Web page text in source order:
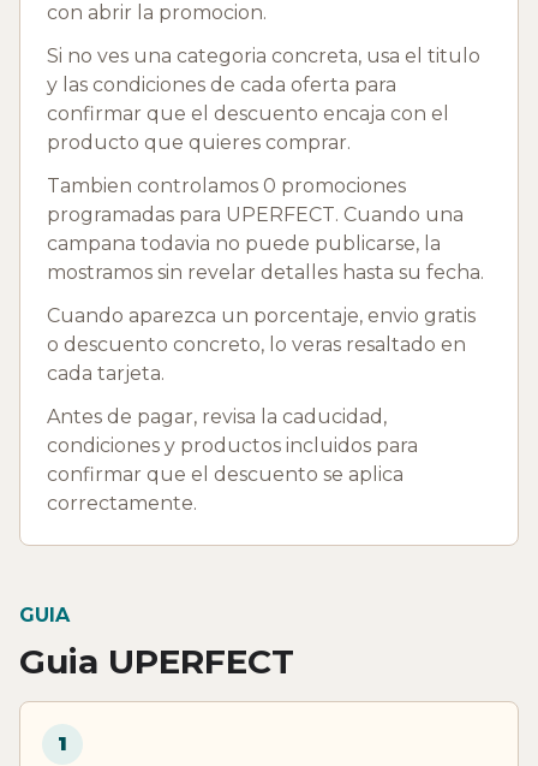
con abrir la promocion.
Si no ves una categoria concreta, usa el titulo
y las condiciones de cada oferta para
confirmar que el descuento encaja con el
producto que quieres comprar.
Tambien controlamos 0 promociones
programadas para UPERFECT. Cuando una
campana todavia no puede publicarse, la
mostramos sin revelar detalles hasta su fecha.
Cuando aparezca un porcentaje, envio gratis
o descuento concreto, lo veras resaltado en
cada tarjeta.
Antes de pagar, revisa la caducidad,
condiciones y productos incluidos para
confirmar que el descuento se aplica
correctamente.
GUIA
Guia UPERFECT
1